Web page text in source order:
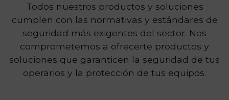
Todos nuestros productos y soluciones
cumplen con las normativas y estándares de
seguridad más exigentes del sector. Nos
comprometemos a ofrecerte productos y
soluciones que garanticen la seguridad de tus
operarios y la protección de tus equipos.